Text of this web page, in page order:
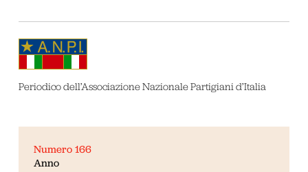
Periodico dell’Associazione Nazionale Partigiani d’Italia
Numero 166
Anno